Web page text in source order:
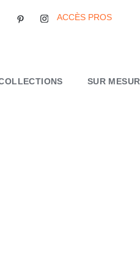
FacebookPinterestInstagram
ACCÈS PROS
SUR